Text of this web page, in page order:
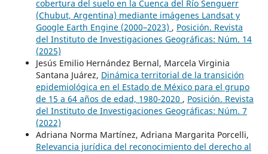
cobertura del suelo en la Cuenca del Río Senguerr
(Chubut, Argentina) mediante imágenes Landsat y
Google Earth Engine (2000–2023) , Posición. Revista
del Instituto de Investigaciones Geográficas: Núm. 14
(2025)
Jesús Emilio Hernández Bernal, Marcela Virginia
Santana Juárez, Dinámica territorial de la transición
epidemiológica en el Estado de México para el grupo
de 15 a 64 años de edad, 1980-2020 , Posición. Revista
del Instituto de Investigaciones Geográficas: Núm. 7
(2022)
Adriana Norma Martínez, Adriana Margarita Porcelli,
Relevancia jurídica del reconocimiento del derecho al